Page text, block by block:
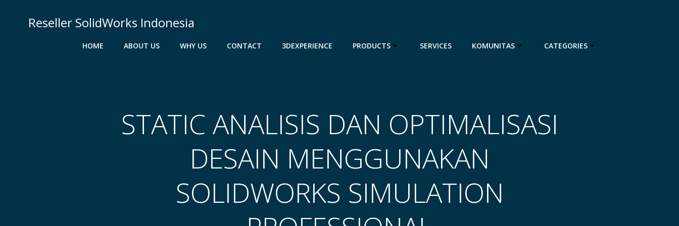
Reseller SolidWorks Indonesia
HOME ABOUT US WHY US CONTACT 3DEXPERIENCE PRODUCTS SERVICES KOMUNITAS CATEGORIES
STATIC ANALISIS DAN OPTIMALISASI
DESAIN MENGGUNAKAN
SOLIDWORKS SIMULATION